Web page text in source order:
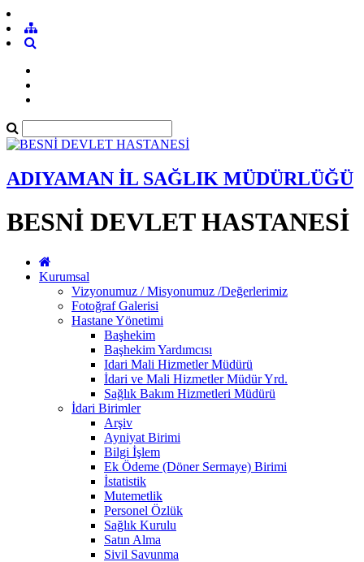
ADIYAMAN İL SAĞLIK MÜDÜRLÜĞÜ
BESNİ DEVLET HASTANESİ
Kurumsal
Vizyonumuz / Misyonumuz /Değerlerimiz
Fotoğraf Galerisi
Hastane Yönetimi
Başhekim
Başhekim Yardımcısı
Idari Mali Hizmetler Müdürü
İdari ve Mali Hizmetler Müdür Yrd.
Sağlık Bakım Hizmetleri Müdürü
İdari Birimler
Arşiv
Ayniyat Birimi
Bilgi İşlem
Ek Ödeme (Döner Sermaye) Birimi
İstatistik
Mutemetlik
Personel Özlük
Sağlık Kurulu
Satın Alma
Sivil Savunma